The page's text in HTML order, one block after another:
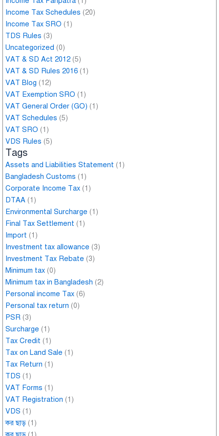
Income Tax Schedules (20)
Income Tax SRO (1)
TDS Rules (3)
Uncategorized (0)
VAT & SD Act 2012 (5)
VAT & SD Rules 2016 (1)
VAT Blog (12)
VAT Exemption SRO (1)
VAT General Order (GO) (1)
VAT Schedules (5)
VAT SRO (1)
VDS Rules (5)
Tags
Assets and Liabilities Statement (1)
Bangladesh Customs (1)
Corporate Income Tax (1)
DTAA (1)
Environmental Surcharge (1)
Final Tax Settlement (1)
Import (1)
Investment tax allowance (3)
Investment Tax Rebate (3)
Minimum tax (0)
Minimum tax in Bangladesh (2)
Personal income Tax (6)
Personal tax return (0)
PSR (3)
Surcharge (1)
Tax Credit (1)
Tax on Land Sale (1)
Tax Return (1)
TDS (1)
VAT Forms (1)
VAT Registration (1)
VDS (1)
কর ছাড় (1)